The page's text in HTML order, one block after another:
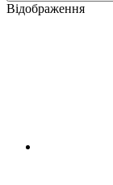
Відображення